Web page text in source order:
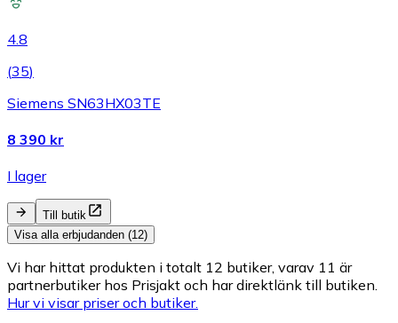
4.8
(35)
Siemens SN63HX03TE
8 390 kr
I lager
Till butik
Visa alla erbjudanden (12)
Vi har hittat produkten i totalt 12 butiker, varav 11 är
partnerbutiker hos Prisjakt och har direktlänk till butiken.
Hur vi visar priser och butiker.